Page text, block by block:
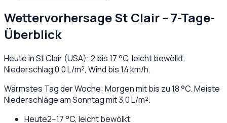
WettervorhersageSt Clair– 7-Tage-
Überblick
Heute inSt Clair (USA): 2 bis17°C, leicht bewölkt.
Niederschlag0,0L/m², Wind bis14km/h.
Wärmstes Tag der Woche: Morgen mit bis zu 18 °C. Meiste
Niederschläge am Sonntag mit 3,0 L/m².
Heute2–17°C, leicht bewölkt